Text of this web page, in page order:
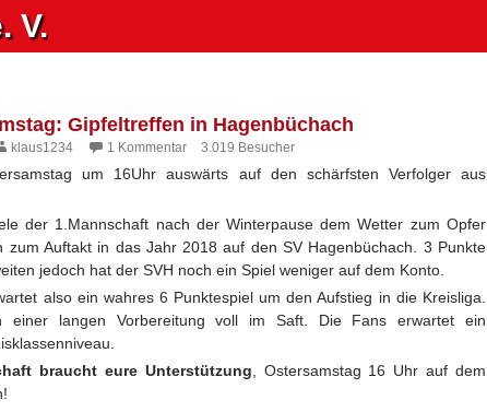
V.
Gipfeltreffen in Hagenbüchach
klaus1234 1 Kommentar 3.019 Besucher
um 16Uhr auswärts auf den schärfsten Verfolger aus
der 1.Mannschaft nach der Winterpause dem Wetter zum Opfer
zum Auftakt in das Jahr 2018 auf den SV Hagenbüchach. 3 Punkte
jedoch hat der SVH noch ein Spiel weniger auf dem Konto.
also ein wahres 6 Punktespiel um den Aufstieg in die Kreisliga.
einer langen Vorbereitung voll im Saft. Die Fans erwartet ein
braucht eure Unterstützung , Ostersamstag 16 Uhr auf dem